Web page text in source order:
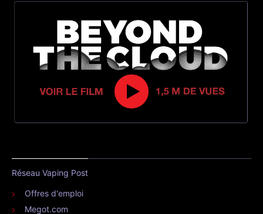
Réseau Vaping Post
Offres d'emploi
Megot.com